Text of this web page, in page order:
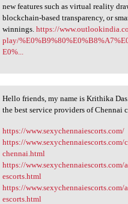
new features such as virtual reality
blockchain-based transparency, or
winnings. https://
play/
E0%...
friends, my name is
Hello friends, my name is Krithika
the best service providers of Chennai
https://www.sexychennaiescorts.com/
https://www.sexychennaiescorts.com/
chennai.html
https://www.sexychennaiescorts.com/
escorts.html
https://www.sexychennaiescorts.com/
escorts.html